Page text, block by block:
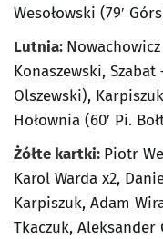
Wesołowski (79′
Lutnia:
Konaszewski, Szabat
Olszewski),
Hołownia (60′ Pi.
Żółte kartki: Piotr
Karol Warda x2,
Karpiszuk, Adam
Tkaczuk, Aleksander